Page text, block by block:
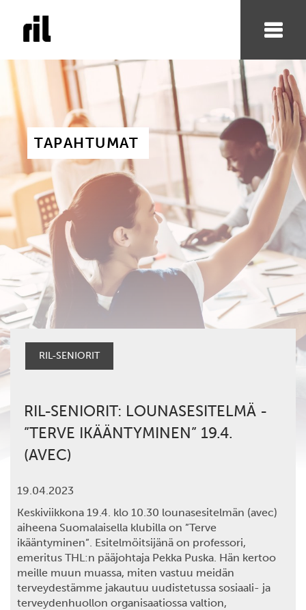
TAPAHTUMAT
RIL-SENIORIT
RIL-SENIORIT: LOUNASESITELMÄ -
”TERVE IKÄÄNTYMINEN” 19.4.
(AVEC)
19.04.2023
Keskiviikkona 19.4. klo 10.30 lounasesitelmän (avec)
aiheena Suomalaisella klubilla on ”Terve
ikääntyminen”. Esitelmöitsijänä on professori,
emeritus THL:n pääjohtaja Pekka Puska. Hän kertoo
meille muun muassa, miten vastuu meidän
terveydestämme jakautuu uudistetussa sosiaali- ja
terveydenhuollon organisaatiossa valtion,